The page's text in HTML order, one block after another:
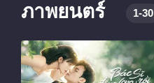
ภาพยนตร์ 1-30